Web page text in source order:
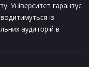
Університет гарантує
із
аудиторій в